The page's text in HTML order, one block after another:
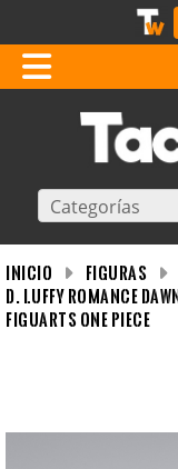
Categorías
INICIO Figuras
D. Luffy Romance
Figuarts One Piece